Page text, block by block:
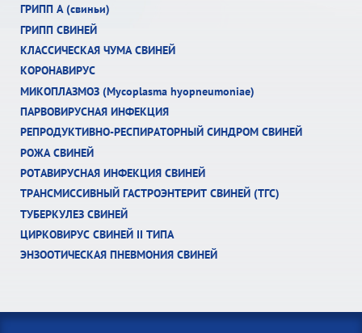
ГРИПП А (свиньи)
ГРИПП СВИНЕЙ
КЛАССИЧЕСКАЯ ЧУМА СВИНЕЙ
КОРОНАВИРУС
МИКОПЛАЗМОЗ (Mycoplasma hyopneumoniae)
ПАРВОВИРУСНАЯ ИНФЕКЦИЯ
РЕПРОДУКТИВНО-РЕСПИРАТОРНЫЙ СИНДРОМ СВИНЕЙ
РОЖА СВИНЕЙ
РОТАВИРУСНАЯ ИНФЕКЦИЯ СВИНЕЙ
ТРАНСМИССИВНЫЙ ГАСТРОЭНТЕРИТ СВИНЕЙ (ТГС)
ТУБЕРКУЛЕЗ СВИНЕЙ
ЦИРКОВИРУС СВИНЕЙ II ТИПА
ЭНЗООТИЧЕСКАЯ ПНЕВМОНИЯ СВИНЕЙ